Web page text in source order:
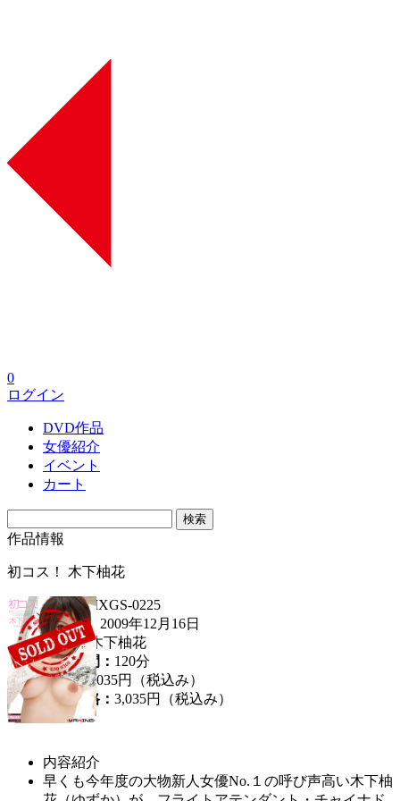
0
ログイン
DVD作品
女優紹介
イベント
カート
作品情報
初コス！ 木下柚花
品番：MXGS-0225
発売日： 2009年12月16日
女優：木下柚花
収録時間： 120分
定価：3,035円（税込み）
販売価格： 3,035円 （税込み）
内容紹介
早くも今年度の大物新人女優No.１の呼び声高い木下柚